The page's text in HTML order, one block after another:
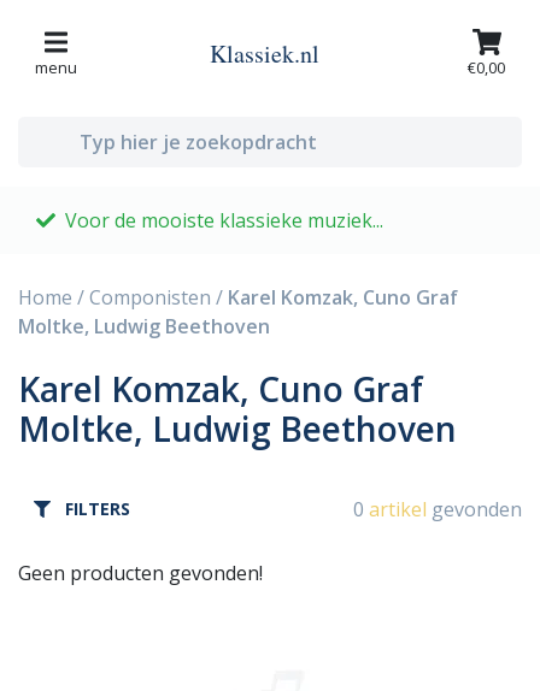
menu Klassiek.nl €0,00
muziek... ....ga je naar
Home /Componisten / Karel Komzak, Cuno Graf
Moltke, Ludwig Beethoven
Karel Komzak, Cuno Graf
Moltke, Ludwig Beethoven
FILTERS 0 artikel gevonden
Geen producten gevonden!